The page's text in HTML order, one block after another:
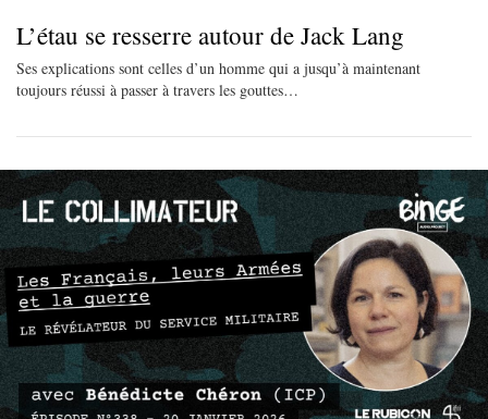
L’étau se resserre autour de Jack Lang
Ses explications sont celles d’un homme qui a jusqu’à maintenant
toujours réussi à passer à travers les gouttes…